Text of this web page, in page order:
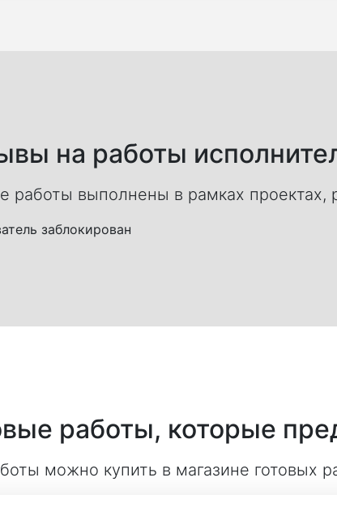
на работы
работы выполнены в рамках
заблокирован
работы, которые
можно купить в магазине готовых